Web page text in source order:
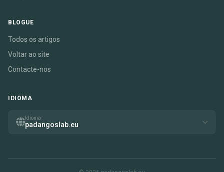
BLOGUE
Todos os artigos
Voltar ao site
Contacte-nos
IDIOMA
Idioma
padangoslab.eu